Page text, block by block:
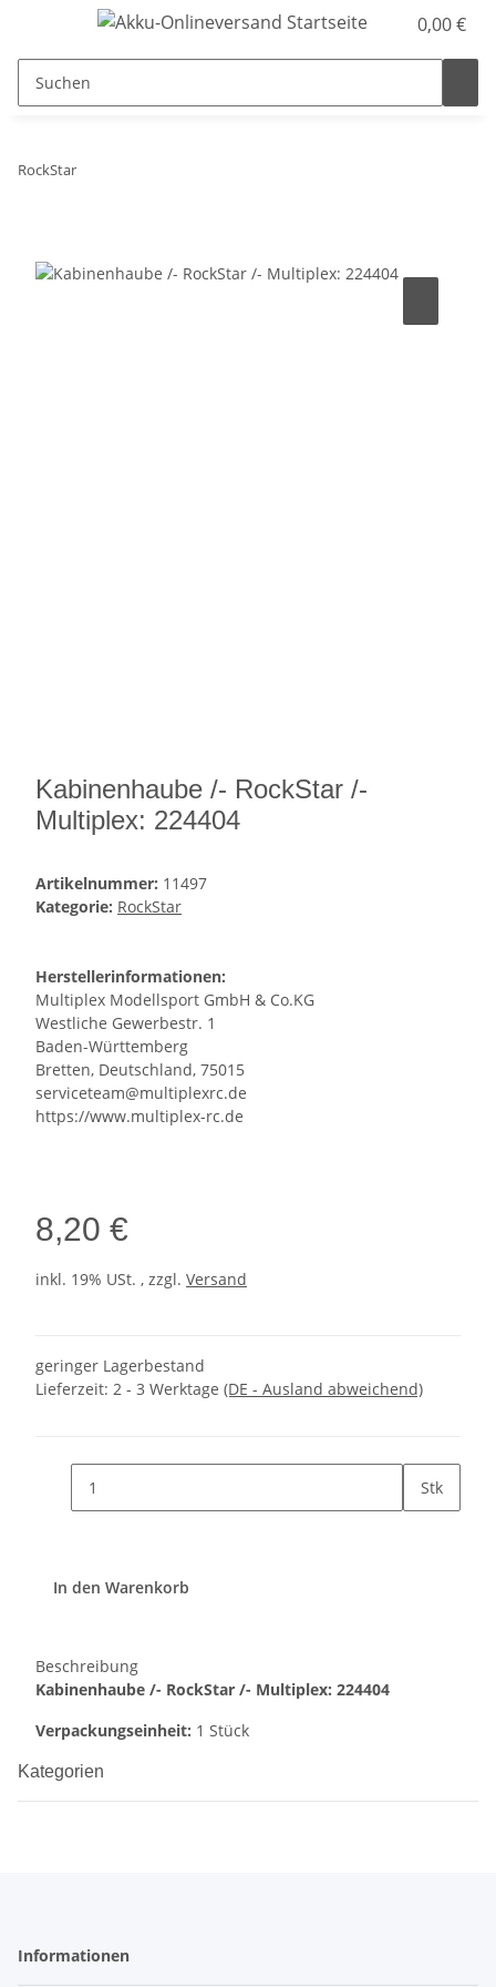
0,00 €
RockStar
Kabinenhaube /- RockStar /-
Multiplex: 224404
Artikelnummer: 11497
Kategorie: RockStar
Herstellerinformationen:
Multiplex Modellsport GmbH & Co.KG
Westliche Gewerbestr. 1
Baden-Württemberg
Bretten, Deutschland, 75015
serviceteam@multiplexrc.de
https://www.multiplex-rc.de
8,20 €
inkl. 19% USt. , zzgl. Versand
geringer Lagerbestand
Lieferzeit: 2 - 3 Werktage (DE - Ausland abweichend)
Stk
In den Warenkorb
Beschreibung
Kabinenhaube /- RockStar /- Multiplex: 224404
Verpackungseinheit: 1 Stück
Kategorien
Informationen